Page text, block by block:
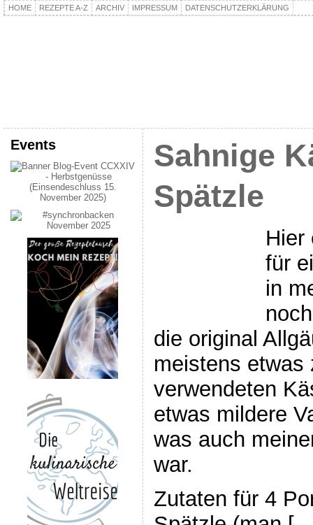
HOME REZEPTE A-Z ARCHIV IMPRESSUM DATENSCHUTZERKLÄRUNG
Events
Sahnige
Spätzle
Hier
für
in
die original
meistens etwas
verwendeten
etwas mildere
was auch
war.
Zutaten für 4